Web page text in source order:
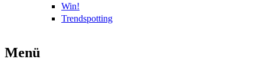
Win!
Trendspotting
Menü